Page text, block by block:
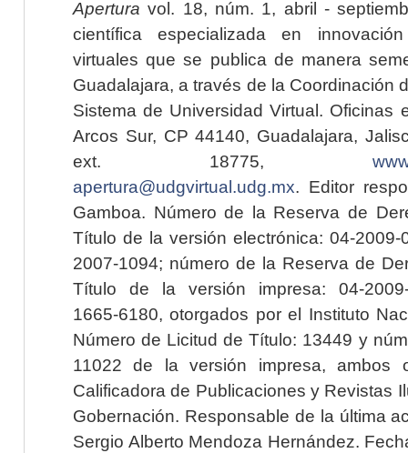
Apertura vol. 18, núm. 1, abril -
científica especializada en
virtuales que se publica de manera
Guadalajara, a través de la Coordinación
Sistema de Universidad Virtual. Oficinas
Arcos Sur, CP 44140, Guadalajara,
ext. 18775,
apertura@udgvirtual.udg.mx. Editor
Gamboa. Número de la Reserva de
Título de la versión electrónica: 04-2009-
2007-1094; número de la Reserva de
Título de la versión impresa: 04-2009-
1665-6180, otorgados por el Instituto
Número de Licitud de Título: 13449 y
11022 de la versión impresa, ambos
Calificadora de Publicaciones y Revistas
Gobernación. Responsable de la última
Sergio Alberto Mendoza Hernández.